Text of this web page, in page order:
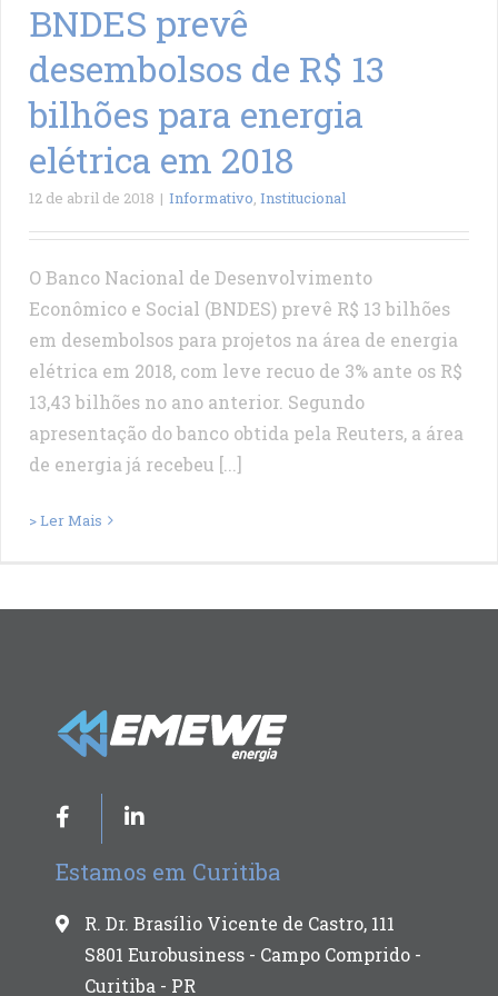
BNDES prevê
desembolsos de R$ 13
bilhões para energia
elétrica em 2018
12 de abril de 2018 | Informativo Institucional
O Banco Nacional de Desenvolvimento
Econômico e Social (BNDES) prevê R$ 13 bilhões
em desembolsos para projetos na área de energia
elétrica em 2018, com leve recuo de 3% ante os R$
13,43 bilhões no ano anterior. Segundo
apresentação do banco obtida pela Reuters, a área
de energia já recebeu [...]
> Ler Mais
Estamos em Curitiba
R. Dr. Brasílio Vicente de Castro, 111
S801 Eurobusiness - Campo Comprido -
Curitiba - PR